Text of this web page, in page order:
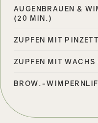
AUGENBRAUEN &
(20 MIN.)
ZUPFEN MIT
ZUPFEN MIT
BROW.-